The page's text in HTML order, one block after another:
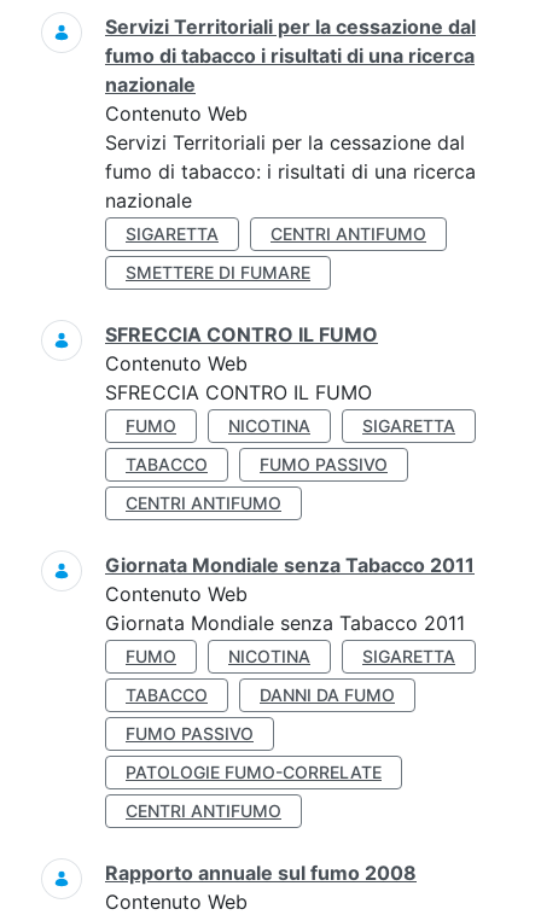
Servizi Territoriali per la cessazione dal
fumo di tabacco i risultati di una ricerca
nazionale
Contenuto Web
Servizi Territoriali per la cessazione dal
fumo di tabacco: i risultati di una ricerca
nazionale
SIGARETTA
CENTRI ANTIFUMO
SMETTERE DI FUMARE
SFRECCIA CONTRO IL FUMO
Contenuto Web
SFRECCIA CONTRO IL FUMO
FUMO NICOTINA
SIGARETTA
TABACCO
FUMO PASSIVO
CENTRI ANTIFUMO
Giornata Mondiale senza Tabacco 2011
Contenuto Web
Giornata Mondiale senza Tabacco 2011
FUMO NICOTINA
SIGARETTA
TABACCO
DANNI DA FUMO
FUMO PASSIVO
PATOLOGIE FUMO-CORRELATE
CENTRI ANTIFUMO
Rapporto annuale sul fumo 2008
Contenuto Web